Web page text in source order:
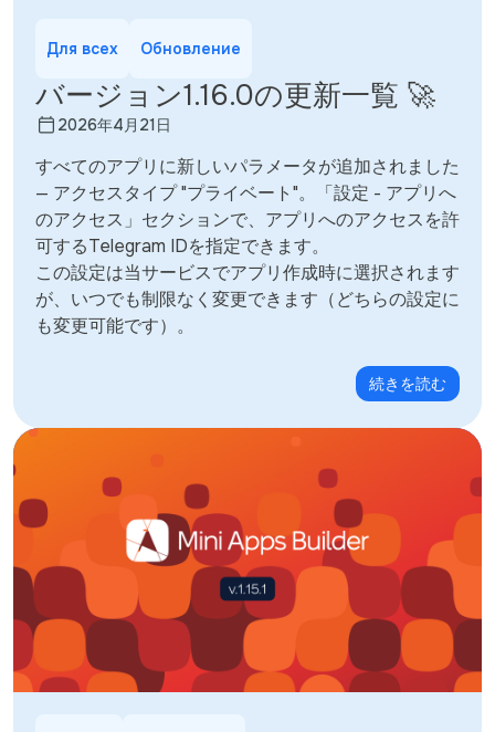
Для всех Обновление
バージョン1.16.0の更新一覧 🚀
2026年4月21日
すべてのアプリに新しいパラメータが追加されました
— アクセスタイプ "プライベート"。「設定 - アプリへ
のアクセス」セクションで、アプリへのアクセスを許
可するTelegram IDを指定できます。
この設定は当サービスでアプリ作成時に選択されます
が、いつでも制限なく変更できます（どちらの設定に
も変更可能です）。
続きを読む